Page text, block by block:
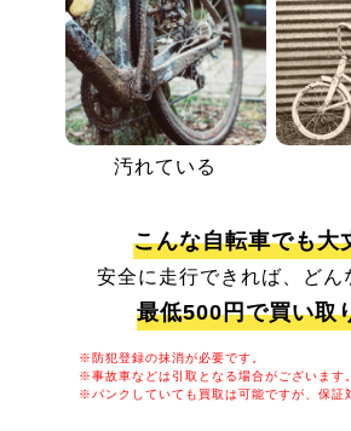
汚れている
こんな自転車でも大
安全に走行できれば、どん
最低500円で買い取
※防犯登録の抹消が必要です。
※事故車などは引取となる場合がございます。
※パンクしていても買取は可能ですが、保証